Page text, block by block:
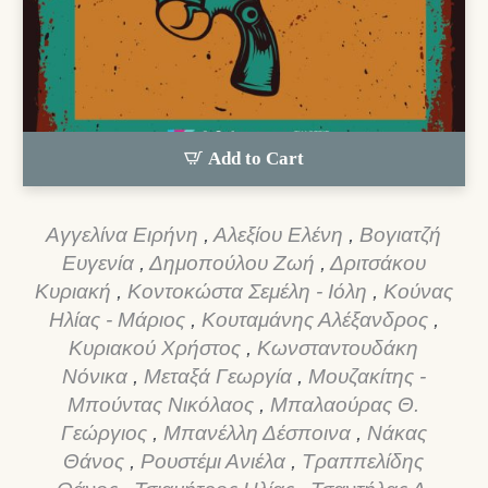
Add to Cart
Αγγελίνα Ειρήνη ,Αλεξίου Ελένη ,Βογιατζή
Ευγενία ,Δημοπούλου Ζωή ,Δριτσάκου
Κυριακή , Κοντοκώστα Σεμέλη - Ιόλη , Κούνας
Ηλίας - Μάριος , Κουταμάνης Αλέξανδρος ,
Κυριακού Χρήστος ,Κωνσταντουδάκη
Νόνικα , Μεταξά Γεωργία , Μουζακίτης -
Μπούντας Νικόλαος ,Μπαλαούρας Θ.
Γεώργιος , Μπανέλλη Δέσποινα , Νάκας
Θάνος ,Ρουστέμι Ανιέλα , Τραππελίδης